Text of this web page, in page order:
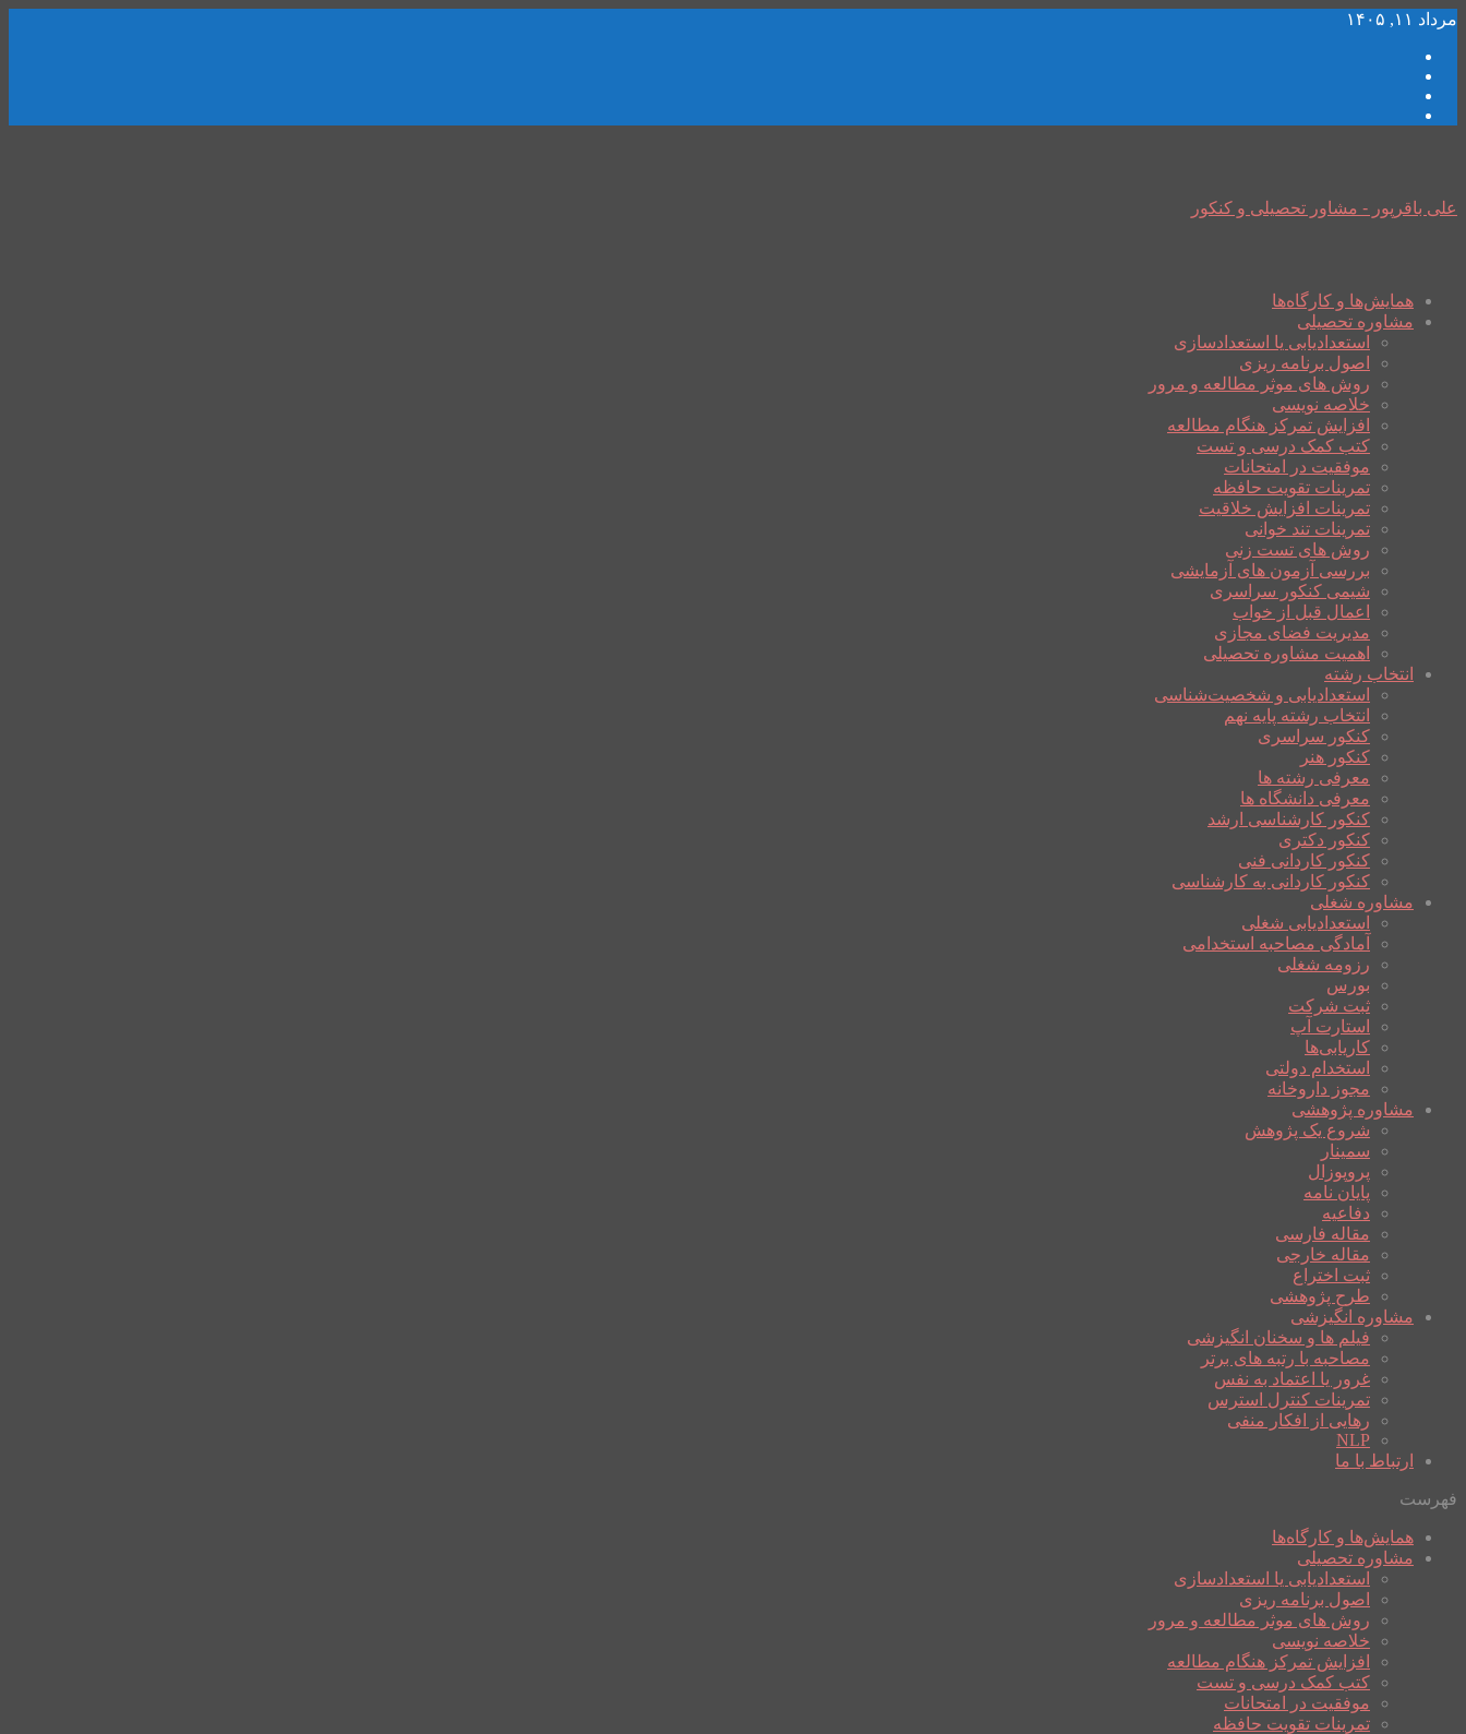
مرداد ۱۱, ۱۴۰۵
علی باقرپور - مشاور تحصیلی و کنکور
همایش‌ها و کارگاه‌ها
مشاوره تحصیلی
استعدادیابی یا استعدادسازی
اصول برنامه ریزی
روش های موثر مطالعه و مرور
خلاصه نویسی
افزایش تمرکز هنگام مطالعه
کتب کمک درسی و تست
موفقیت در امتحانات
تمرینات تقویت حافظه
تمرینات افزایش خلاقیت
تمرینات تند خوانی
روش های تست زنی
بررسی آزمون های آزمایشی
شیمی کنکور سراسری
اعمال قبل از خواب
مدیریت فضای مجازی
اهمیت مشاوره تحصیلی
انتخاب رشته
استعدادیابی و شخصیت‌شناسی
انتخاب رشته پایه نهم
کنکور سراسری
کنکور هنر
معرفی رشته ها
معرفی دانشگاه ها
کنکور کارشناسی ارشد
کنکور دکتری
کنکور کاردانی فنی
کنکور کاردانی به کارشناسی
مشاوره شغلی
استعدادیابی شغلی
آمادگی مصاحبه استخدامی
رزومه شغلی
بورس
ثبت شرکت
استارت آپ
کاریابی‌ها
استخدام دولتی
مجوز داروخانه
مشاوره پژوهشی
شروع یک پژوهش
سمینار
پروپوزال
پایان نامه
دفاعیه
مقاله فارسی
مقاله خارجی
ثبت اختراع
طرح پژوهشی
مشاوره انگیزشی
فیلم ها و سخنان انگیزشی
مصاحبه با رتبه های برتر
غرور یا اعتماد به نفس
تمرینات کنترل استرس
رهایی از افکار منفی
NLP
ارتباط با ما
فهرست
همایش‌ها و کارگاه‌ها
مشاوره تحصیلی
استعدادیابی یا استعدادسازی
اصول برنامه ریزی
روش های موثر مطالعه و مرور
خلاصه نویسی
افزایش تمرکز هنگام مطالعه
کتب کمک درسی و تست
موفقیت در امتحانات
تمرینات تقویت حافظه